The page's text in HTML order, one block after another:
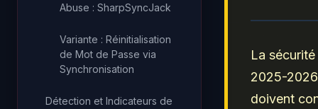
Abuse : SharpSyncJack
Variante : Réinitialisation
de Mot de Passe via
Synchronisation
Détection et Indicateurs de
La
2025-
doivent